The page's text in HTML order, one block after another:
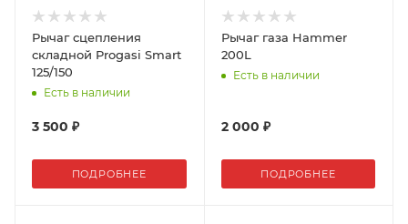
Рычаг сцепления
складной Progasi Smart
125/150
Есть в наличии
3 500 ₽
ПОДРОБНЕЕ
Рычаг газа Hammer
200L
Есть в наличии
2 000 ₽
ПОДРОБНЕЕ